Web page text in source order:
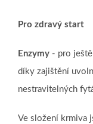
Pro zdravý start
Enzymy - pro
díky zajištění
nestravitelných
Ve složení krmiva